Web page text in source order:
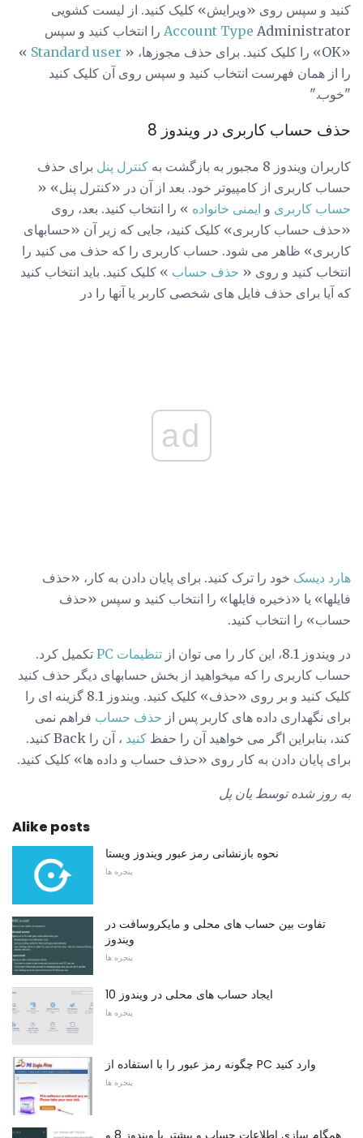
کنید و سپس روی «ویرایش» کلیک کنید. از لیست کشویی
Account Type Administrator را انتخاب کنید و سپس
«OK» را کلیک کنید. برای حذف مجوزها، «
Standard user
»
را از همان فهرست انتخاب کنید و سپس روی آن کلیک کنید
"خوب."
حذف حساب کاربری در ویندوز 8
کاربران ویندوز 8 مجبور به بازگشت به کنترل پنل برای حذف
حساب کاربری از کامپیوتر خود. بعد از آن در «کنترل پنل» «
حساب کاربری و ایمنی خانواده » را انتخاب کنید. بعد، روی
«حذف حساب کاربری» کلیک کنید، جایی که زیر آن «حسابهای
کاربری» ظاهر می شود. حساب کاربری را که حذف می کنید را
انتخاب کنید و روی « حذف حساب » کلیک کنید. باید انتخاب کنید
که آیا برای حذف فایل های شخصی کاربر یا آنها را در
ad
هارد دیسک خود را ترک کنید. برای پایان دادن به کار، «حذف
فایلها» یا «ذخیره فایلها» را انتخاب کنید و سپس «حذف
حساب» را انتخاب کنید.
در ویندوز 8.1، این کار را می توان از تنظیمات PC
تکمیل کرد.
حساب کاربری را که میخواهید از بخش حسابهای دیگر حذف کنید
کلیک کنید و بر روی «حذف» کلیک کنید. ویندوز 8.1 گزینه ای را
برای نگهداری داده های کاربر پس از حذف حساب فراهم نمی
کند، بنابراین اگر می خواهید آن را حفظ کنید
، آن را Back کنید.
برای پایان دادن به کار روی «حذف حساب و داده ها» کلیک کنید.
به روز شده توسط یان پل
Alike posts
نحوه بازنشانی رمز عبور ویندوز ویستا
پنجره ها
تفاوت بین حساب های محلی و مایکروسافت در
ویندوز
پنجره ها
ایجاد حساب های محلی در ویندوز 10
پنجره ها
چگونه رمز عبور را با استفاده از PC وارد کنید
پنجره ها
همگام سازی اطلاعات حساب و بیشتر با ویندوز 8 و